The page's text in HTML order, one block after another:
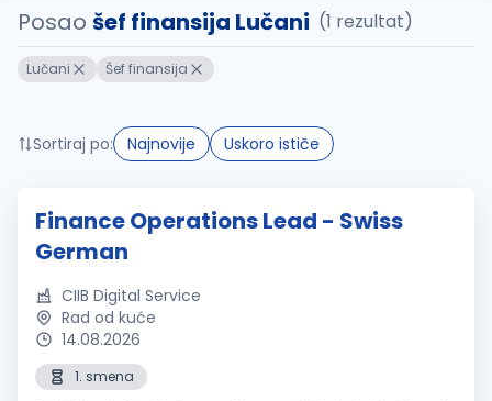
Posao šef finansija Lučani (1 rezultat)
Lučani Šef finansija
Sortiraj po: Najnovije Uskoro ističe
Finance Operations Lead - Swiss
German
CIIB Digital Service
Rad od kuće
14.08.2026
1. smena